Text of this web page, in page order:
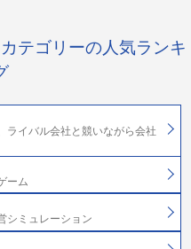
テゴリーの人気ランキ
ライバル会社と競いながら会社
ーム
シミュレーション